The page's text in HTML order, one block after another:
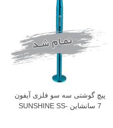
پیچ گوشتی سه سو فلزی آیفون
7 سانشاین SUNSHINE SS-